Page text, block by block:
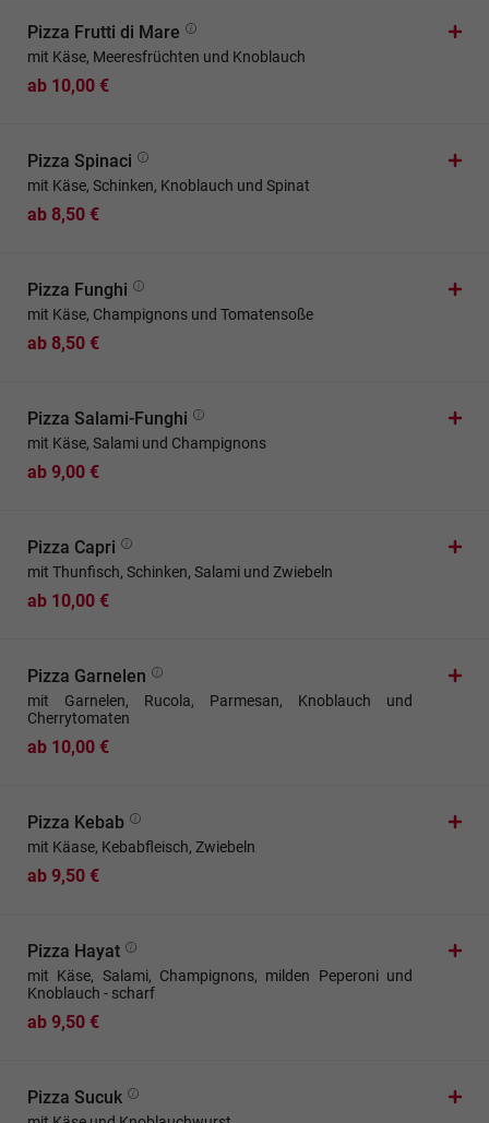
Pizza Frutti di Mare
mit Käse, Meeresfrüchten und Knoblauch
ab 10,00 €
Pizza Spinaci
mit Käse, Schinken, Knoblauch und Spinat
ab 8,50 €
Pizza Funghi
mit Käse, Champignons und Tomatensoße
ab 8,50 €
Pizza Salami-Funghi
mit Käse, Salami und Champignons
ab 9,00 €
Pizza Capri
mit Thunfisch, Schinken, Salami und Zwiebeln
ab 10,00 €
Pizza Garnelen
mit Garnelen, Rucola, Parmesan, Knoblauch und
Cherrytomaten
ab 10,00 €
Pizza Kebab
mit Käase, Kebabfleisch, Zwiebeln
ab 9,50 €
Pizza Hayat
mit Käse, Salami, Champignons, milden Peperoni und
Knoblauch - scharf
ab 9,50 €
Pizza Sucuk